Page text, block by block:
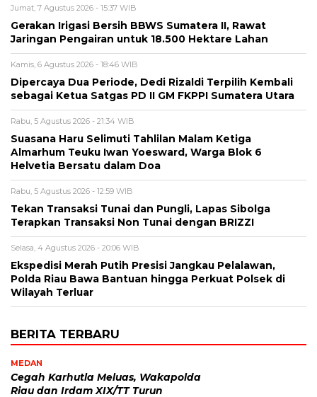
Jumat, 7 Agustus 2026 - 15:37 WIB
Gerakan Irigasi Bersih BBWS Sumatera II, Rawat
Jaringan Pengairan untuk 18.500 Hektare Lahan
Kamis, 6 Agustus 2026 - 18:46 WIB
Dipercaya Dua Periode, Dedi Rizaldi Terpilih Kembali
sebagai Ketua Satgas PD II GM FKPPI Sumatera Utara
Rabu, 5 Agustus 2026 - 21:34 WIB
Suasana Haru Selimuti Tahlilan Malam Ketiga
Almarhum Teuku Iwan Yoesward, Warga Blok 6
Helvetia Bersatu dalam Doa
Rabu, 5 Agustus 2026 - 12:59 WIB
Tekan Transaksi Tunai dan Pungli, Lapas Sibolga
Terapkan Transaksi Non Tunai dengan BRIZZI
Selasa, 4 Agustus 2026 - 20:06 WIB
Ekspedisi Merah Putih Presisi Jangkau Pelalawan,
Polda Riau Bawa Bantuan hingga Perkuat Polsek di
Wilayah Terluar
BERITA TERBARU
MEDAN
Cegah Karhutla Meluas, Wakapolda
Riau dan Irdam XIX/TT Turun